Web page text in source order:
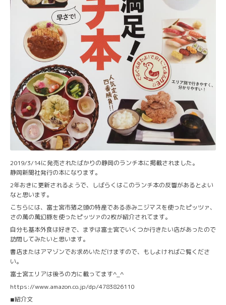
2019/3/14に発売されたばかりの静岡のランチ本に掲載されました。
静岡新聞社発行の本になります。
2年おきに更新されるようで、しばらくはこのランチ本の反響があるとよい
なと思います。
こちらには、富士宮市猪之頭の特産である赤みニジマスを使ったピッツァ、
さの萬の萬幻豚を使ったピッツァの2枚が紹介されてます。
自分も基本外食は好きで、まずは富士宮でいくつか行きたい店があったので
訪問してみたいと思います。
書店またはアマゾンでお求めいただけますので、もしよければご覧くださ
い。
富士宮エリアは後ろの方に載ってます^_^
https://www.amazon.co.jp/dp/4783826110
◾︎紹介文